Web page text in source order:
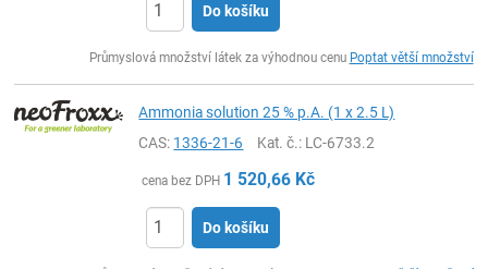
Do košíku
Průmyslová množství látek za výhodnou cenu Poptat větší množství
Ammonia solution 25 % p.A. (1 x 2.5 L)
CAS: 1336-21-6 Kat. č.: LC-6733.2
cena bez DPH 1 520,66 Kč
Do košíku